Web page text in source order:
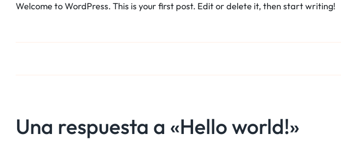
Welcome to WordPress. This is your first post. Edit or delete it, then start writing!
Una respuesta a «Hello world!»